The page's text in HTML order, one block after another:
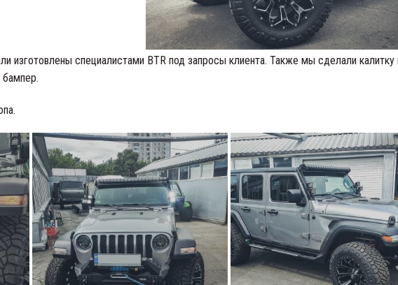
изготовлены специалистами BTR под запросы клиента. Также мы сделали калитку
бампер.